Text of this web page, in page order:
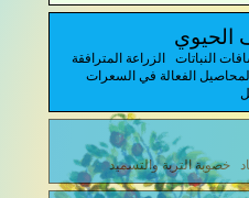
النباتات الزراعة المترافقة
الفعالة في السعرات
خصوبة التربة والتسميد